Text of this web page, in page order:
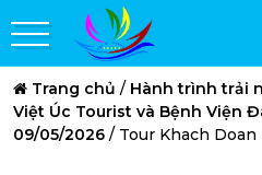
Trang chủ / Hành trình trải
Việt Úc Tourist và Bệnh Viện
09/05/2026 / Tour Khach